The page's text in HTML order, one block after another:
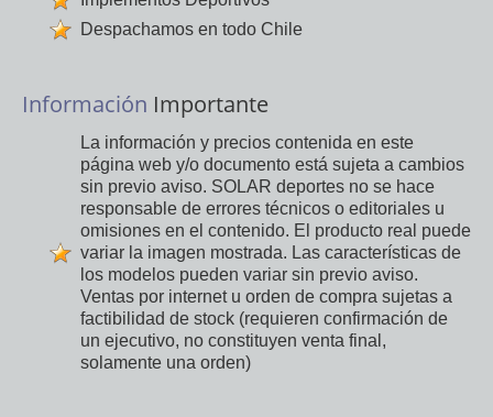
Despachamos en todo Chile
Información Importante
La información y precios contenida en este
página web y/o documento está sujeta a cambios
sin previo aviso. SOLAR deportes no se hace
responsable de errores técnicos o editoriales u
omisiones en el contenido. El producto real puede
variar la imagen mostrada. Las características de
los modelos pueden variar sin previo aviso.
Ventas por internet u orden de compra sujetas a
factibilidad de stock (requieren confirmación de
un ejecutivo, no constituyen venta final,
solamente una orden)